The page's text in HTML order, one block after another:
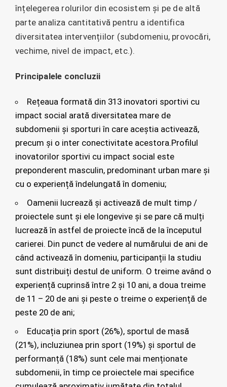
înțelegerea rolurilor din ecosistem și pe de altă
parte analiza cantitativă pentru a identifica
diversitatea intervențiilor (subdomeniu, provocări,
vechime, nivel de impact, etc.).
Principalele concluzii
Rețeaua formată din 313 inovatori sportivi cu
impact social arată diversitatea mare de
subdomenii și sporturi în care aceștia activează,
precum și o inter conectivitate acestora.Profilul
inovatorilor sportivi cu impact social este
preponderent masculin, predominant urban mare și
cu o experiență îndelungată în domeniu;
Oamenii lucrează și activează de mult timp /
proiectele sunt și ele longevive și se pare că mulți
lucrează în astfel de proiecte încă de la începutul
carierei. Din punct de vedere al numărului de ani de
când activează în domeniu, participanții la studiu
sunt distribuiți destul de uniform. O treime având o
experiență cuprinsă între 2 și 10 ani, a doua treime
de 11 – 20 de ani și peste o treime o experiență de
peste 20 de ani;
Educația prin sport (26%), sportul de masă
(21%), incluziunea prin sport (19%) și sportul de
performanță (18%) sunt cele mai menționate
subdomenii, în timp ce proiectele mai specifice